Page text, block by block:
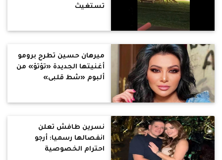
تستغيث
ميرهان حسين تطرح برومو
أغنيتها الجديدة «تؤتؤ» من
ألبوم «شط قلبى»
نسرين طافش تعلن
انفصالها رسميا: أرجو
احترام الخصوصية